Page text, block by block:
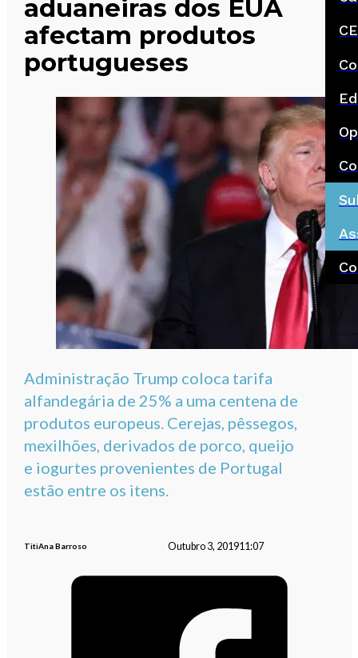
aduaneiras dos EUA
afectam produtos
portugueses
Administração Trump coloca tarifa
alfandegária de 25% a uma centena de
produtos europeus. Cerejas, pêssegos,
mexilhões, derivados de porco, queijo
e iogurtes provenientes de Portugal
estão entre os itens.
TitiAna Barroso Outubro 3, 201911:07